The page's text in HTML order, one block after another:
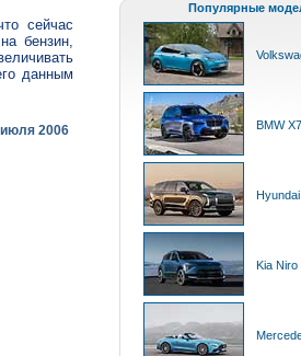
сейчас
бензин,
данным
2006
Популярные
BMW
Kia Niro